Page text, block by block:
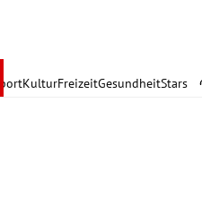
SportKulturFreizeitGesundheitStars